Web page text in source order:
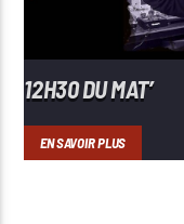
12H30 DU MAT’
EN SAVOIR PLUS